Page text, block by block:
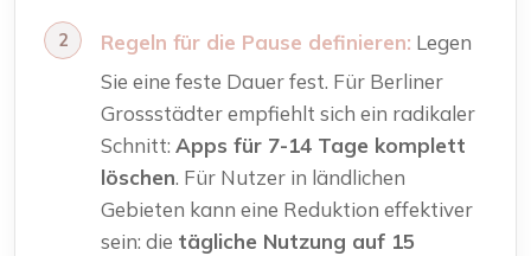
Regeln für die Pause definieren: Legen
Sie eine feste Dauer fest. Für Berliner
Grossstädter empfiehlt sich ein radikaler
Schnitt: Apps für 7-14 Tage komplett
löschen. Für Nutzer in ländlichen
Gebieten kann eine Reduktion effektiver
sein: die tägliche Nutzung auf 15